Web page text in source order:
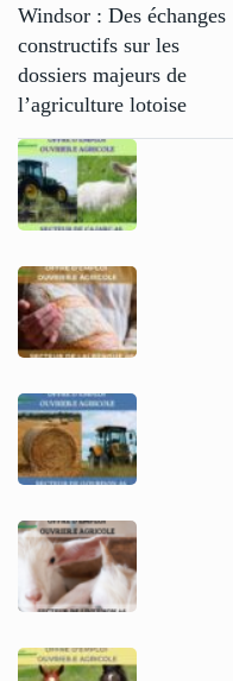
Windsor : Des échanges
constructifs sur les
dossiers majeurs de
l’agriculture lotoise